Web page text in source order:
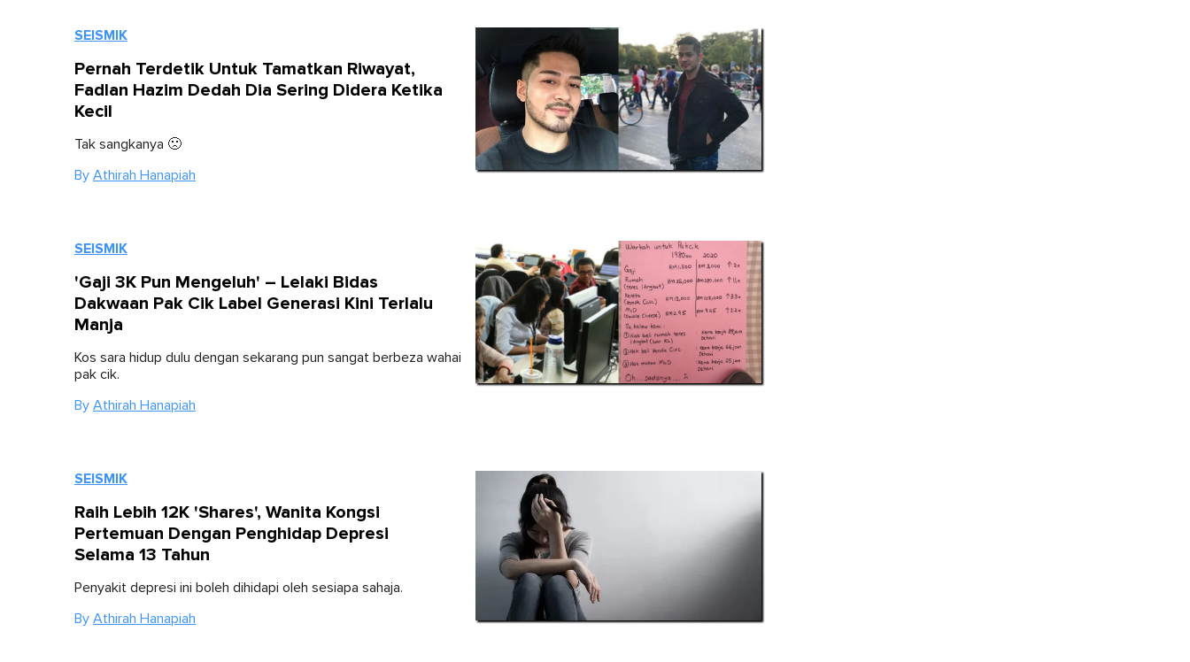
SEISMIK
Pernah Terdetik Untuk Tamatkan Riwayat,
Fadlan Hazim Dedah Dia Sering Didera Ketika
Kecil
Tak sangkanya 🙁
By Athirah Hanapiah
SEISMIK
'Gaji 3K Pun Mengeluh' – Lelaki Bidas
Dakwaan Pak Cik Label Generasi Kini Terlalu
Manja
Kos sara hidup dulu dengan sekarang pun sangat berbeza wahai
pak cik.
By Athirah Hanapiah
SEISMIK
Raih Lebih 12K 'Shares', Wanita Kongsi
Pertemuan Dengan Penghidap Depresi
Selama 13 Tahun
Penyakit depresi ini boleh dihidapi oleh sesiapa sahaja.
By Athirah Hanapiah